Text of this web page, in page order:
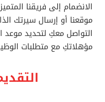
الانضمام إلى فريقنا
موقعنا أو إرسال سيرتك
التواصل معكِ لتحديد
مؤهلاتكِ مع متطلبات